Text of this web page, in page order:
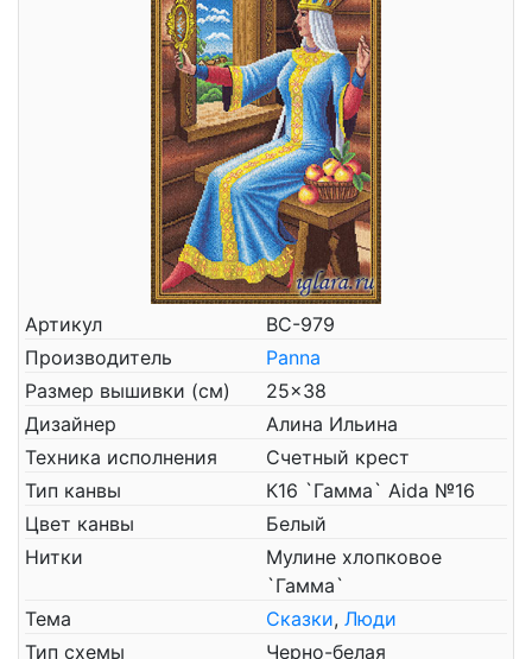
Артикул
ВС-979
Производитель
Panna
Размер вышивки (см)
25x38
Дизайнер
Алина Ильина
Техника исполнения
Счетный крест
Тип канвы
К16 `Гамма` Aida №16
Цвет канвы
Белый
Нитки
Мулине хлопковое
`Гамма`
Тема
Сказки, Люди
Тип схемы
Черно-белая